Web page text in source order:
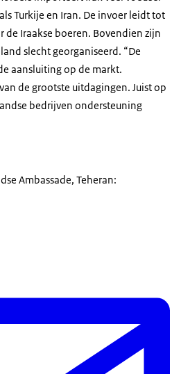
Turkije en Iran. De invoer leidt tot
de Iraakse boeren. Bovendien zijn
slecht georganiseerd. “De
aansluiting op de markt.
de grootste uitdagingen. Juist op
bedrijven ondersteuning
Ambassade, Teheran: